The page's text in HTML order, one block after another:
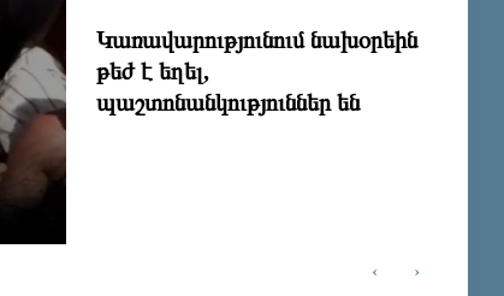
Կառավարությունում նախօրեին
թեժ է եղել,
պաշտոնանկություններ են
‹ ›